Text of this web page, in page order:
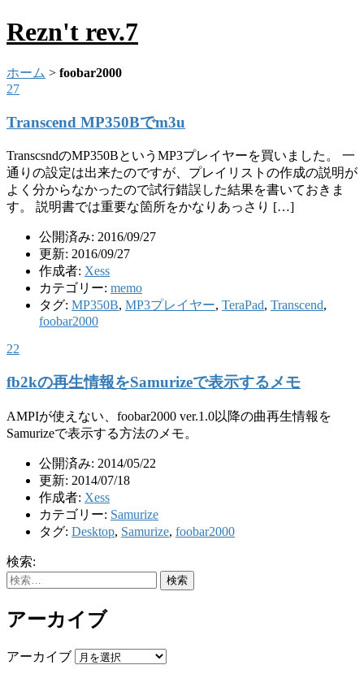
Rezn't rev.7
ホーム > foobar2000
27
Transcend MP350Bでm3u
TranscsndのMP350BというMP3プレイヤーを買いました。 一
通りの設定は出来たのですが、プレイリストの作成の説明が
よく分からなかったので試行錯誤した結果を書いておきま
す。 説明書では重要な箇所をかなりあっさり […]
公開済み: 2016/09/27
更新: 2016/09/27
作成者: Xess
カテゴリー: memo
タグ: MP350B, MP3プレイヤー, TeraPad, Transcend,
foobar2000
22
fb2kの再生情報をSamurizeで表示するメモ
AMPIが使えない、foobar2000 ver.1.0以降の曲再生情報を
Samurizeで表示する方法のメモ。
公開済み: 2014/05/22
更新: 2014/07/18
作成者: Xess
カテゴリー: Samurize
タグ: Desktop, Samurize, foobar2000
検索:
アーカイブ
アーカイブ